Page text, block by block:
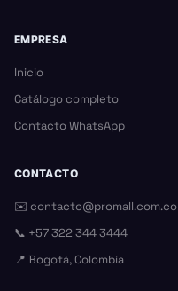
EMPRESA
Inicio
Catálogo completo
Contacto WhatsApp
CONTACTO
✉️ contacto@promall.com.co
📞 +57 322 344 3444
📍 Bogotá, Colombia